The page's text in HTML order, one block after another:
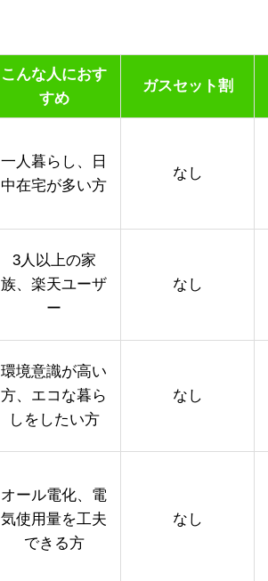
こんな人におす
すめ
ガスセット割
一人暮らし、日
中在宅が多い方
なし
3人以上の家
族、楽天ユーザ
ー
なし
環境意識が高い
方、エコな暮ら
しをしたい方
なし
オール電化、電
気使用量を工夫
できる方
なし